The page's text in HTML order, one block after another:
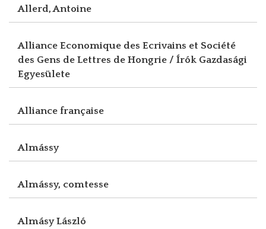
Allerd, Antoine
Alliance Economique des Ecrivains et Société
des Gens de Lettres de Hongrie / Írók Gazdasági
Egyesülete
Alliance française
Almássy
Almássy, comtesse
Almásy László